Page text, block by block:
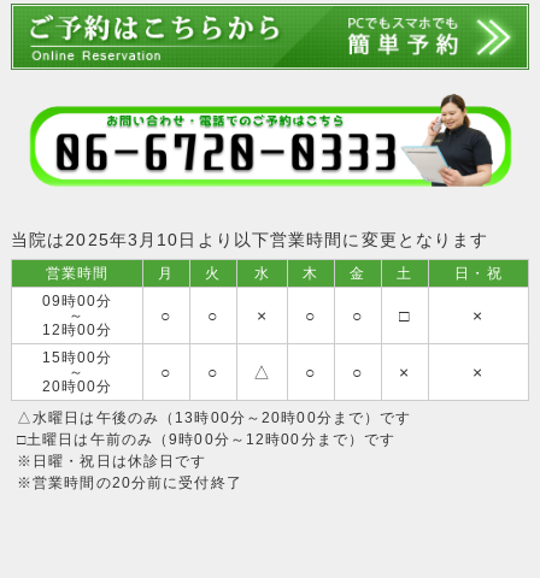
当院は2025年3月10日より以下営業時間に変更となります
営業時間 月 火 水 木 金 土
日・祝
09時00分
～
12時00分
○ ○ × ○ ○ □ ×
15時00分
～
20時00分
○ ○ △ ○ ○ × ×
△水曜日は午後のみ（13時00分～20時00分まで）です
□土曜日は午前のみ（9時00分～12時00分まで）です
※日曜・祝日は休診日です
※営業時間の20分前に受付終了